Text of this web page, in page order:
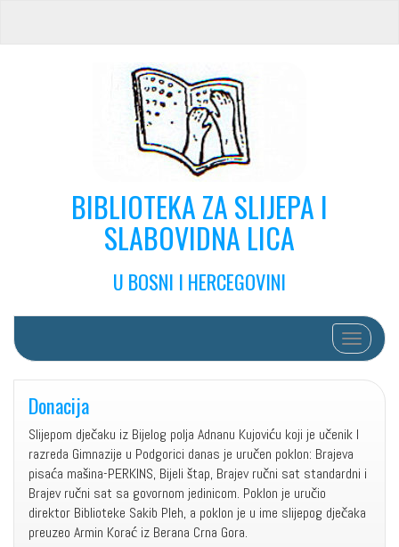
BIBLIOTEKA ZA SLIJEPA I
SLABOVIDNA LICA
U BOSNI I HERCEGOVINI
Toggle
Donacija
Slijepom dječaku iz Bijelog polja Adnanu Kujoviću koji je učenik I
razreda Gimnazije u Podgorici danas je uručen poklon: Brajeva
pisaća mašina-PERKINS, Bijeli štap, Brajev ručni sat standardni i
Brajev ručni sat sa govornom jedinicom. Poklon je uručio
direktor Biblioteke Sakib Pleh, a poklon je u ime slijepog dječaka
preuzeo Armin Korać iz Berana Crna Gora.